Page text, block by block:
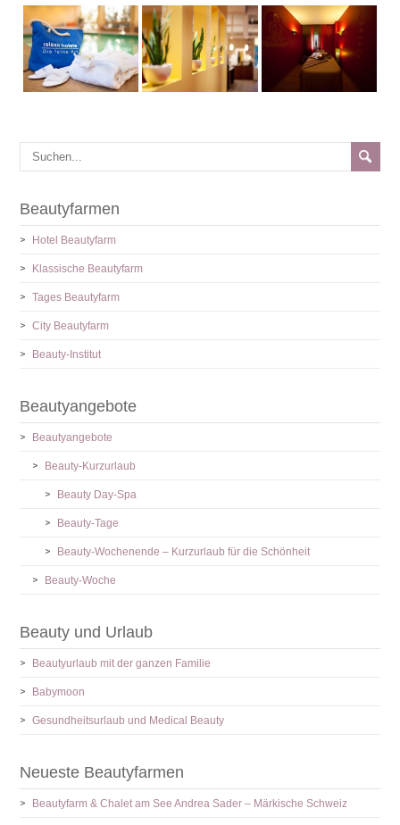
Beautyfarmen
Hotel Beautyfarm
Klassische Beautyfarm
Tages Beautyfarm
City Beautyfarm
Beauty-Institut
Beautyangebote
Beautyangebote
Beauty-Kurzurlaub
Beauty Day-Spa
Beauty-Tage
Beauty-Wochenende – Kurzurlaub für die Schönheit
Beauty-Woche
Beauty und Urlaub
Beautyurlaub mit der ganzen Familie
Babymoon
Gesundheitsurlaub und Medical Beauty
Neueste Beautyfarmen
Beautyfarm & Chalet am See Andrea Sader – Märkische Schweiz